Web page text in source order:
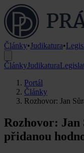
Články•Judikatura•
ČlánkyJudikatura
Portál
Články
Rozhovor: Jan
Rozhovor:
přidanou